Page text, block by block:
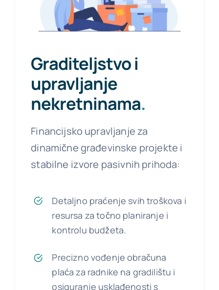
Graditeljstvo i
upravljanje
nekretninama.
Financijsko upravljanje za
dinamične građevinske projekte i
stabilne izvore pasivnih prihoda:
Detaljno praćenje svih troškova i
resursa za točno planiranje i
kontrolu budžeta.
Precizno vođenje obračuna
plaća za radnike na gradilištu i
osiguranje usklađenosti s